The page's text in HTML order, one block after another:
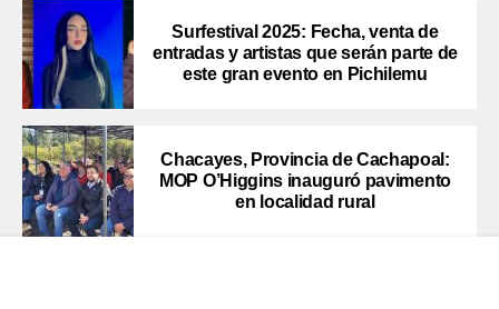
Surfestival 2025: Fecha, venta de
entradas y artistas que serán parte de
este gran evento en Pichilemu
Chacayes, Provincia de Cachapoal:
MOP O’Higgins inauguró pavimento
en localidad rural